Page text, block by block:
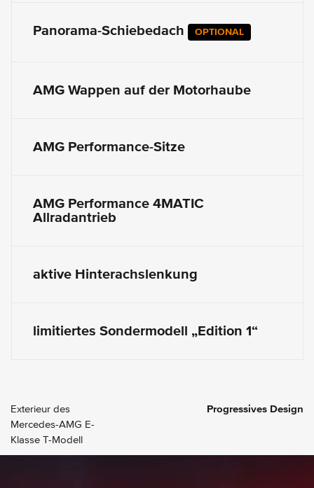
Panorama-Schiebedach OPTIONAL
AMG Wappen auf der Motorhaube
AMG Performance-Sitze
AMG Performance 4MATIC
Allradantrieb
aktive Hinterachslenkung
limitiertes Sondermodell „Edition 1“
Exterieur des
Mercedes-AMG E-
Klasse T-Modell
Progressives Design